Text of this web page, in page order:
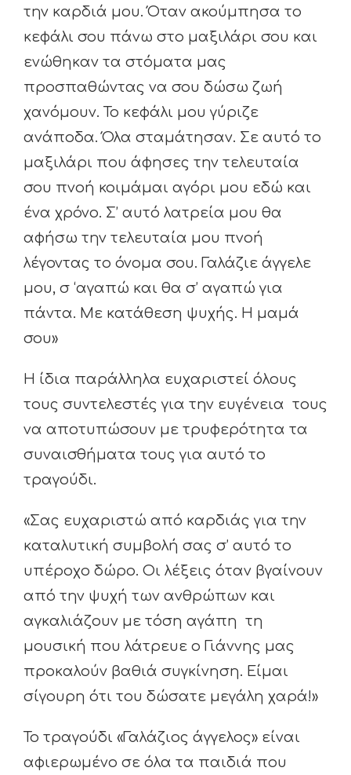
την καρδιά μου. Όταν ακούμπησα το
κεφάλι σου πάνω στο μαξιλάρι σου και
ενώθηκαν τα στόματα μας
προσπαθώντας να σου δώσω ζωή
χανόμουν. Το κεφάλι μου γύριζε
ανάποδα. Όλα σταμάτησαν. Σε αυτό το
μαξιλάρι που άφησες την τελευταία
σου πνοή κοιμάμαι αγόρι μου εδώ και
ένα χρόνο. Σ’ αυτό λατρεία μου θα
αφήσω την τελευταία μου πνοή
λέγοντας το όνομα σου. Γαλάζιε άγγελε
μου, σ ‘αγαπώ και θα σ’ αγαπώ για
πάντα. Με κατάθεση ψυχής. Η μαμά
σου»
Η ίδια παράλληλα ευχαριστεί όλους
τους συντελεστές για την ευγένεια τους
να αποτυπώσουν με τρυφερότητα τα
συναισθήματα τους για αυτό το
τραγούδι.
«Σας ευχαριστώ από καρδιάς για την
καταλυτική συμβολή σας σ’ αυτό το
υπέροχο δώρο. Οι λέξεις όταν βγαίνουν
από την ψυχή των ανθρώπων και
αγκαλιάζουν με τόση αγάπη τη
μουσική που λάτρευε ο Γιάννης μας
προκαλούν βαθιά συγκίνηση. Είμαι
σίγουρη ότι του δώσατε μεγάλη χαρά!»
Το τραγούδι «Γαλάζιος άγγελος» είναι
αφιερωμένο σε όλα τα παιδιά που